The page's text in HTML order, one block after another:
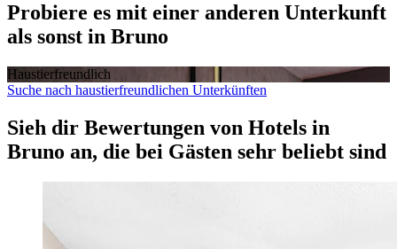
Probiere es mit einer anderen Unterkunft
als sonst in Bruno
Haustier­freundlich
Suche nach haustierfreundlichen Unterkünften
Sieh dir Bewertungen von Hotels in
Bruno an, die bei Gästen sehr beliebt sind